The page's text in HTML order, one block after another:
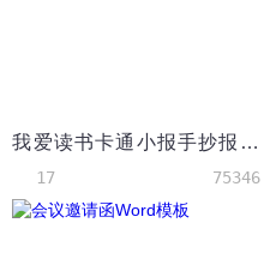
我爱读书卡通小报手抄报Word模板
17 75346